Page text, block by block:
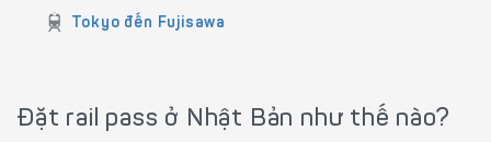
Tokyo đến Fujisawa
Đặt rail pass ở Nhật Bản như thế nào?